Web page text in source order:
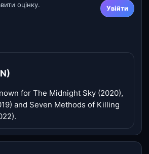
оцінку. Увійти
for The Midnight Sky (2020),
and Seven Methods of Killing